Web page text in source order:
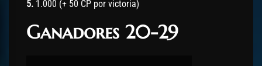
5. 1.000 (+ 50 CP por victoria)
Ganadores 20-29